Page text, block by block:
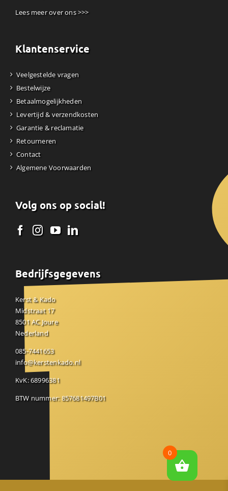
Lees meer over ons >>>
Klantenservice
Veelgestelde vragen
Bestelwijze
Betaalmogelijkheden
Levertijd & verzendkosten
Garantie & reclamatie
Retourneren
Contact
Algemene Voorwaarden
Volg ons op social!
Bedrijfsgegevens
Kerst & Kado
Midstraat 17
8501 AC Joure
Nederland
085-7441653
info@kerstenkado.nl
KvK: 68996381
BTW nummer: 857681497B01
0